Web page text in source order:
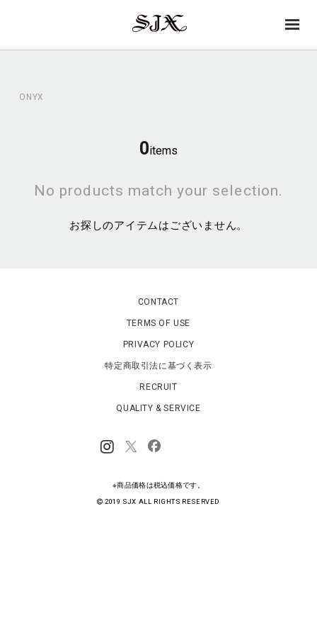
OFFICIAL op
ONYX
0items
No products match your selection.
お探しのアイテムはございません。
CONTACT
TERMS OF USE
PRIVACY POLICY
特定商取引法に基づく表示
RECRUIT
QUALITY & SERVICE
※商品価格は税込価格です。
2019 SJX ALL RIGHTS RESERVED